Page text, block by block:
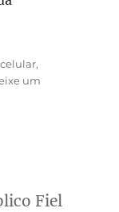
Tags
celular,
um
Fiel